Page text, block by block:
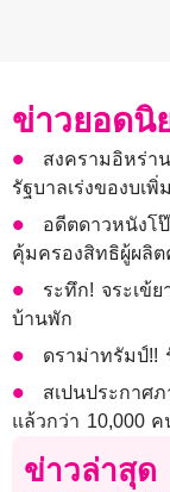
ข่าวยอดนิ
สงครามอิหร่า
รัฐบาลเร่งของบเพิ่ม
อดีตดาวหนังโ
คุ้มครองสิทธิผู้ผลิ
ระทึก! จระเข้
บ้านพัก
ดราม่าทรัมป์!!
สเปนประกาศ
แล้วกว่า 10,000 ค
ข่าวล่าสุด